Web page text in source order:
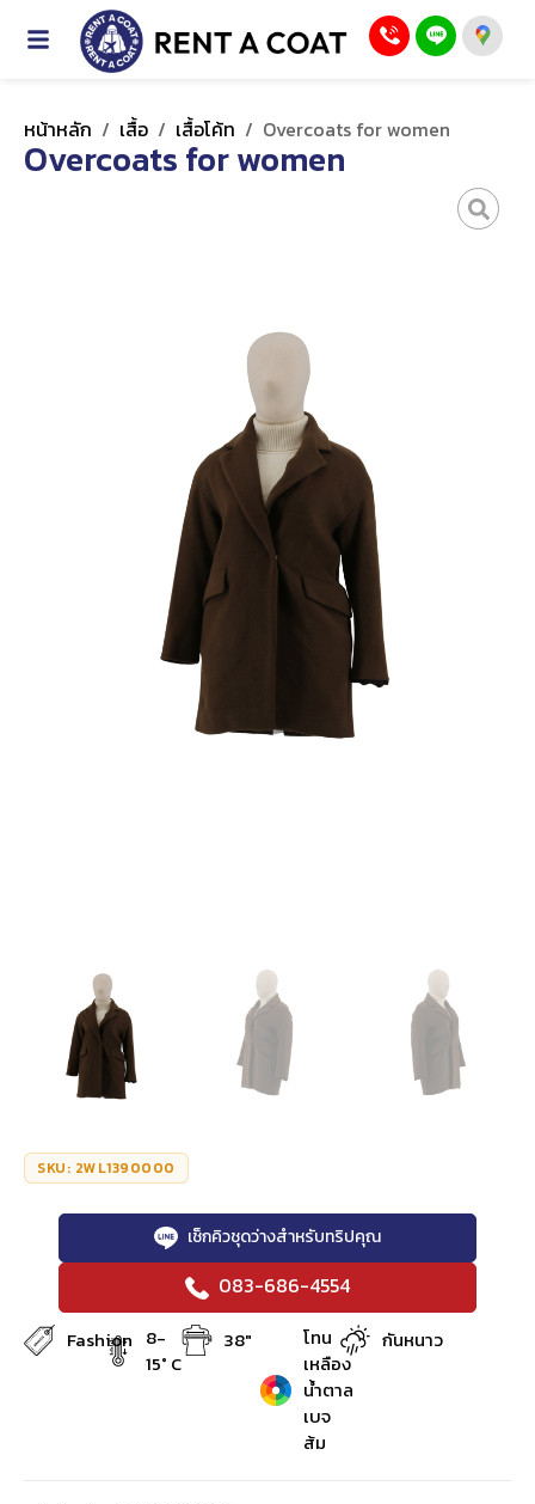
หน้าหลัก / เสื้อ / เสื้อโค้ท / Overcoats for women
Overcoats for women
SKU: 2WL1390000
เช็กคิวชุดว่างสำหรับทริปคุณ
083-686-4554
Fashion 8-
15° C
38"
โทน
เหลือง
น้ำตาล
เบจ
ส้ม
กันหนาว